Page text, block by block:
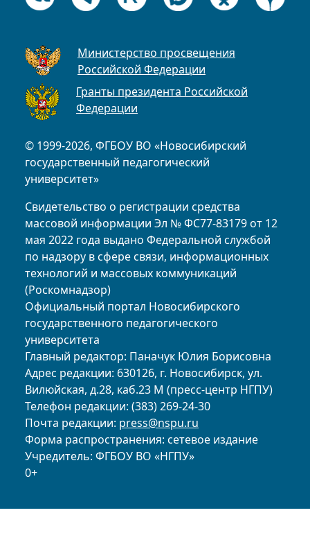
© 1999-2026, ФГБОУ ВО «Новосибирский
государственный педагогический
университет»
Свидетельство о регистрации средства
массовой информации Эл № ФС77-83179 от 12
мая 2022 года выдано Федеральной службой
по надзору в сфере связи, информационных
технологий и массовых коммуникаций
(Роскомнадзор)
Официальный портал Новосибирского
государственного педагогического
университета
Главный редактор: Паначук Юлия Борисовна
Адрес редакции: 630126, г. Новосибирск, ул.
Вилюйская, д.28, каб.23 М (пресс-центр НГПУ)
Телефон редакции: (383) 269-24-30
Почта редакции: press@nspu.ru
Форма распространения: сетевое издание
Учредитель: ФГБОУ ВО «НГПУ»
0+
Министерство просвещения
Российской Федерации
Гранты президента Российской
Федерации